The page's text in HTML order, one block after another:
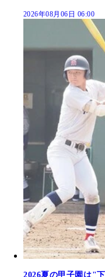
2026年08月06日 06:00
2026夏の甲子園は"